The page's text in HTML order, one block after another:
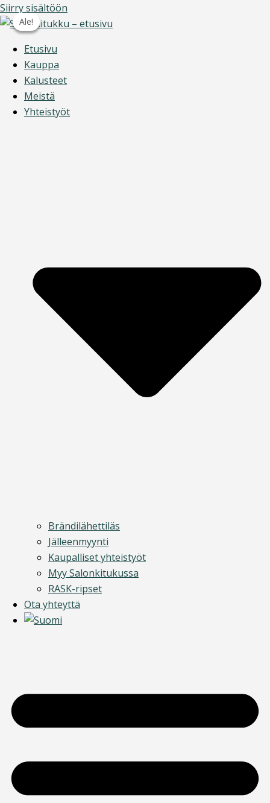
Siirry sisältöön
Etusivu
Kauppa
Kalusteet
Meistä
Yhteistyöt
Brändilähettiläs
Jälleenmyynti
Kaupalliset yhteistyöt
Myy Salonkitukussa
RASK-ripset
Ota yhteyttä
Ale!
Ale!
Ale!